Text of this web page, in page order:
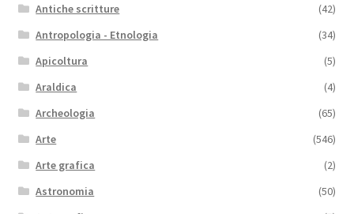
Antiche scritture
(42)
Antropologia - Etnologia
(34)
Apicoltura
(5)
Araldica
(4)
Archeologia
(65)
Arte
(546)
Arte grafica
(2)
Astronomia
(50)